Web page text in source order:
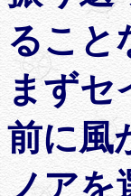
ること
まずセ
前に風
ノアを